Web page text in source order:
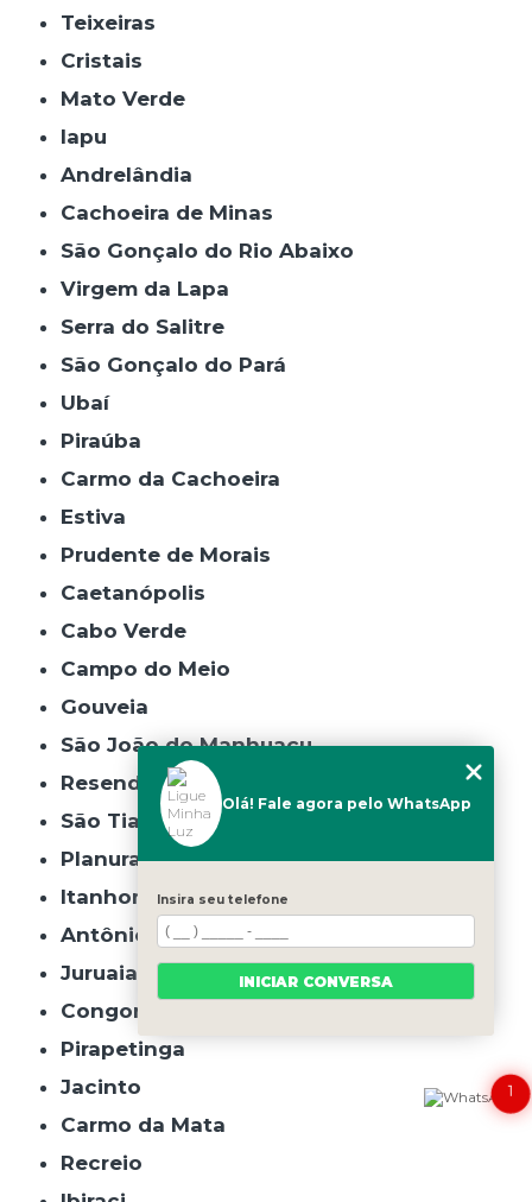
Teixeiras
Cristais
Mato Verde
Iapu
Andrelândia
Cachoeira de Minas
São Gonçalo do Rio Abaixo
Virgem da Lapa
Serra do Salitre
São Gonçalo do Pará
Ubaí
Piraúba
Carmo da Cachoeira
Estiva
Prudente de Morais
Caetanópolis
Cabo Verde
Campo do Meio
Gouveia
São João do Manhuaçu
Resende Costa
São Tiago
Planura
Itanhomi
Antônio Carlos
Juruaia
Congonhal
Pirapetinga
Jacinto
Carmo da Mata
Recreio
1
Olá! Fale agora pelo WhatsApp
Insira seu telefone
INICIAR CONVERSA